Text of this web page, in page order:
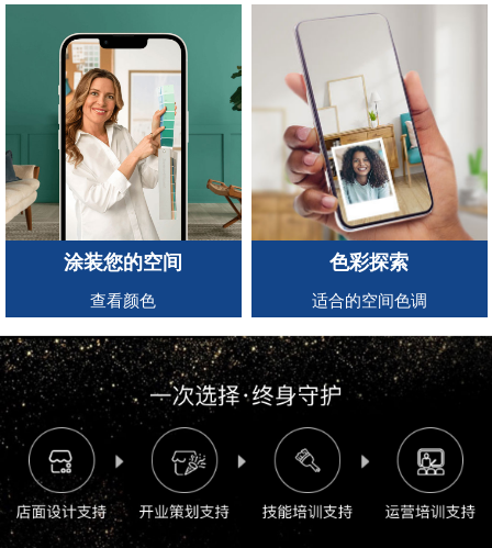
涂装您的空间
查看颜色
色彩探索
适合的空间色调